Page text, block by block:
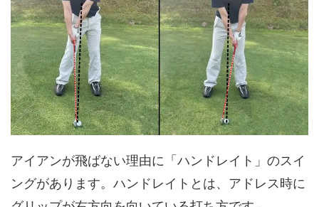
アイアンが飛ばない理由に「ハンドレイト」のスイ
ングがあります。ハンドレイトとは、アドレス時に